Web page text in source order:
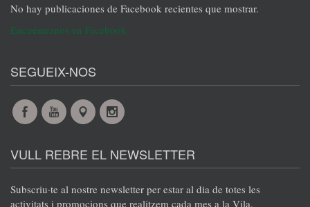
No hay publicaciones de Facebook recientes que mostrar.
Encuéntranos en Facebook
SEGUEIX-NOS
FacebookYouTubeMapsInstagram
VULL REBRE EL NEWSLETTER
Subscriu·te al nostre newsletter per estar al dia de totes les
activitats i promocions que realitzem cada mes a la Vila.